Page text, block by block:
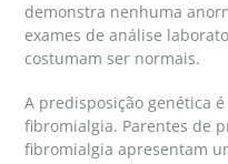
demonstra nenhuma
exames de análise
costumam ser normais.
A predisposição genética
fibromialgia. Parentes de
fibromialgia apresentam